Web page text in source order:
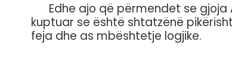
Edhe ajo që përmendet se gjoja
kuptuar se është shtatzënë
feja dhe as mbështetje logjike.